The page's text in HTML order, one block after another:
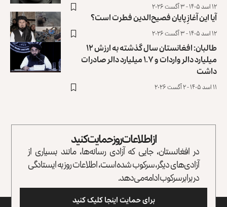
۱۲ اسد ۱۴۰۵ - ۳ آگست ۲۰۲۶
آیا این آغازِ پایان فصیح‌الدین فطرت است؟
۱۲ اسد ۱۴۰۵ - ۳ آگست ۲۰۲۶
طالبان: افغانستان سال گذشته به ارزش ۱۲
میلیارد دالر واردات و ۱.۷ میلیارد دالر صادرات
داشت
۱۱ اسد ۱۴۰۵ - ۲ آگست ۲۰۲۶
از اطلاعات روز حمایت کنید
در افغانستان، جایی که آزادی رسانه‌ها، مانند بسیاری از
آزادی‌های دیگر، سرکوب شده است، اطلاعات روز به ایستادگی
در برابر سرکوب ادامه می‌دهد.
برای حمایت اینجا کلیک کنید